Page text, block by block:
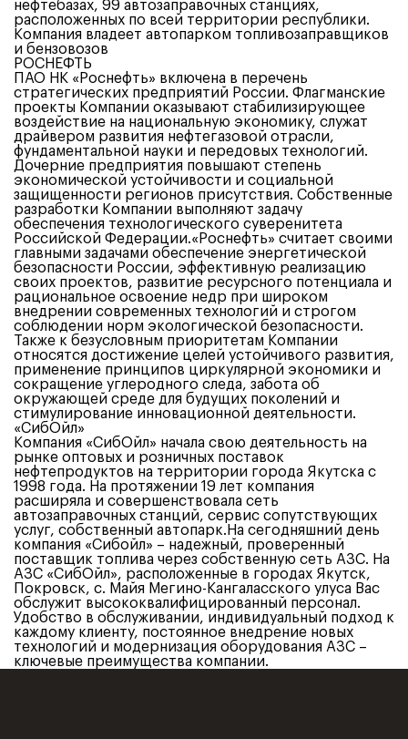
нефтебазах, 99 автозаправочных станциях,
расположенных по всей территории республики.
Компания владеет автопарком топливозаправщиков
и бензовозов
РОСНЕФТЬ
ПАО НК «Роснефть» включена в перечень
стратегических предприятий России. Флагманские
проекты Компании оказывают стабилизирующее
воздействие на национальную экономику, служат
драйвером развития нефтегазовой отрасли,
фундаментальной науки и передовых технологий.
Дочерние предприятия повышают степень
экономической устойчивости и социальной
защищенности регионов присутствия. Собственные
разработки Компании выполняют задачу
обеспечения технологического суверенитета
Российской Федерации.«Роснефть» считает своими
главными задачами обеспечение энергетической
безопасности России, эффективную реализацию
своих проектов, развитие ресурсного потенциала и
рациональное освоение недр при широком
внедрении современных технологий и строгом
соблюдении норм экологической безопасности.
Также к безусловным приоритетам Компании
относятся достижение целей устойчивого развития,
применение принципов циркулярной экономики и
сокращение углеродного следа, забота об
окружающей среде для будущих поколений и
стимулирование инновационной деятельности.
«СибОйл»
Компания «СибОйл» начала свою деятельность на
рынке оптовых и розничных поставок
нефтепродуктов на территории города Якутска с
1998 года. На протяжении 19 лет компания
расширяла и совершенствовала сеть
автозаправочных станций, сервис сопутствующих
услуг, собственный автопарк.На сегодняшний день
компания «Сибойл» – надежный, проверенный
поставщик топлива через собственную сеть АЗС. На
АЗС «СибОйл», расположенные в городах Якутск,
Покровск, с. Майя Мегино-Кангаласского улуса Вас
обслужит высококвалифицированный персонал.
Удобство в обслуживании, индивидуальный подход к
каждому клиенту, постоянное внедрение новых
технологий и модернизация оборудования АЗС –
ключевые преимущества компании.